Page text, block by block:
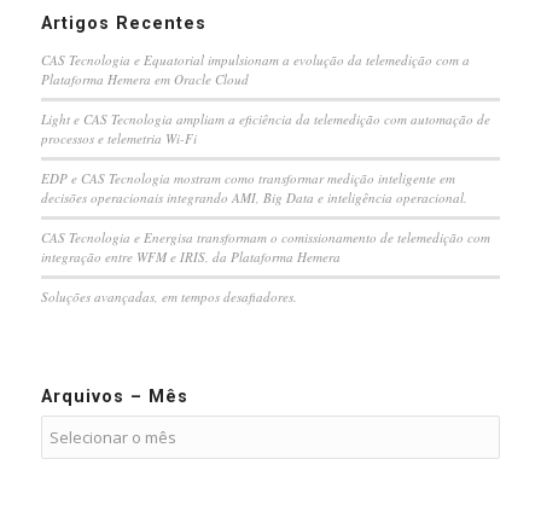
Artigos Recentes
CAS Tecnologia e Equatorial impulsionam a evolução da telemedição com a
Plataforma Hemera em Oracle Cloud
Light e CAS Tecnologia ampliam a eficiência da telemedição com automação de
processos e telemetria Wi-Fi
EDP e CAS Tecnologia mostram como transformar medição inteligente em
decisões operacionais integrando AMI, Big Data e inteligência operacional.
CAS Tecnologia e Energisa transformam o comissionamento de telemedição com
integração entre WFM e IRIS, da Plataforma Hemera
Soluções avançadas, em tempos desafiadores.
Arquivos – Mês